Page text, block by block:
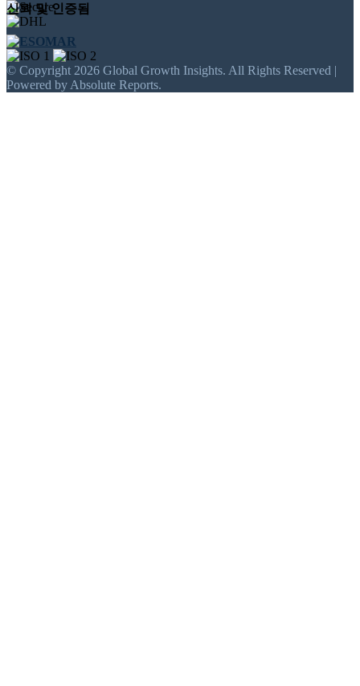
신뢰 및 인증됨
© Copyright 2026 Global Growth Insights. All Rights Reserved |
Powered by Absolute Reports.